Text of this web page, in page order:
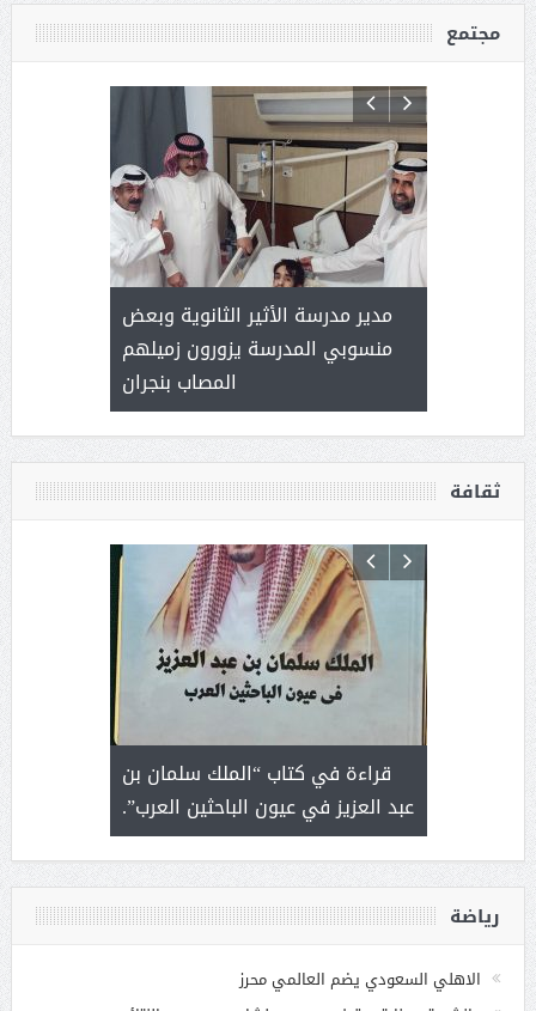
مجتمع
( محمد
مدير مدرسة الأثير الثانوية وبعض
منسوبي المدرسة يزورون زميلهم
المصاب بنجران
) .. ميراث
ثقافة
قراءة في كتاب “الملك سلمان بن
عبد العزيز في عيون الباحثين العرب”.
لايعرف
رياضة
الاهلي السعودي يضم العالمي محرز